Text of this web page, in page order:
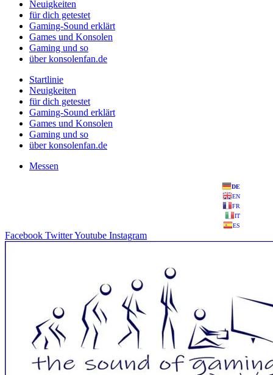
Neuigkeiten
für dich getestet
Gaming-Sound erklärt
Games und Konsolen
Gaming und so
über konsolenfan.de
Startlinie
Neuigkeiten
für dich getestet
Gaming-Sound erklärt
Games und Konsolen
Gaming und so
über konsolenfan.de
Messen
DE
EN
FR
IT
ES
Facebook TwitterYoutube Instagram